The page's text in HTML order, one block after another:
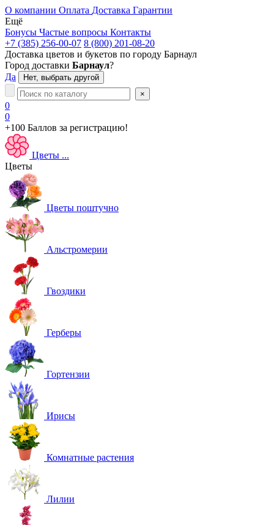
О компании Оплата Доставка Гарантии
Ещё
Бонусы Частые вопросы Контакты
+7 (385) 256-00-07 8 (800) 201-08-20
Доставка цветов и букетов по городу Барнаул
Город доставки Барнаул?
Да
Нет, выбрать другой
×
0
0
+100 Баллов за регистрацию!
Цветы ...
Цветы
Цветы поштучно
Альстромерии
Гвоздики
Герберы
Гортензии
Ирисы
Комнатные растения
Лилии